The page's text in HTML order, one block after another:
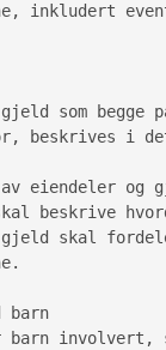
inkludert
som begge
beskrives i
eiendeler og
beskrive
skal
barn
barn involvert,